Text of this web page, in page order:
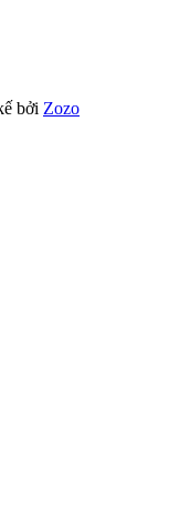
bởi Zozo